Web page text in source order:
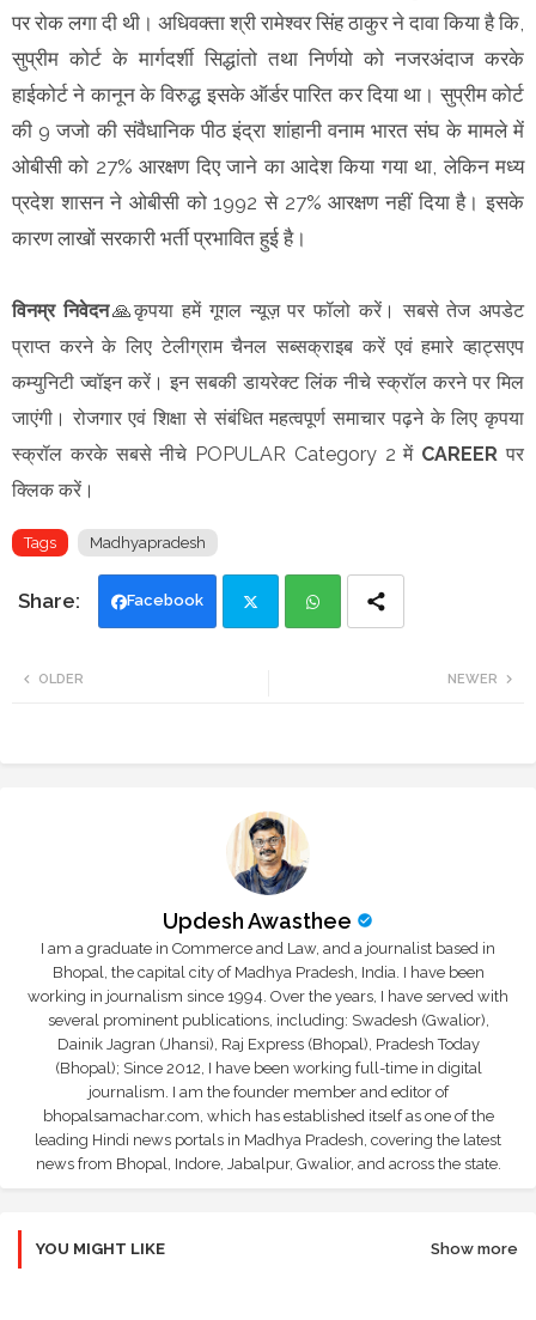
पर रोक लगा दी थी। अधिवक्ता श्री रामेश्वर सिंह ठाकुर ने दावा किया है कि,
सुप्रीम कोर्ट के मार्गदर्शी सिद्धांतो तथा निर्णयो को नजरअंदाज करके
हाईकोर्ट ने कानून के विरुद्ध इसके ऑर्डर पारित कर दिया था। सुप्रीम कोर्ट
की 9 जजो की संवैधानिक पीठ इंद्रा शांहानी वनाम भारत संघ के मामले में
ओबीसी को 27% आरक्षण दिए जाने का आदेश किया गया था, लेकिन मध्य
प्रदेश शासन ने ओबीसी को 1992 से 27% आरक्षण नहीं दिया है। इसके
कारण लाखों सरकारी भर्ती प्रभावित हुई है।
विनम्र निवेदन🙏कृपया हमें गूगल न्यूज़ पर फॉलो करें। सबसे तेज अपडेट
प्राप्त करने के लिए टेलीग्राम चैनल सब्सक्राइब करें एवं हमारे व्हाट्सएप
कम्युनिटी ज्वॉइन करें। इन सबकी डायरेक्ट लिंक नीचे स्क्रॉल करने पर मिल
जाएंगी। रोजगार एवं शिक्षा से संबंधित महत्वपूर्ण समाचार पढ़ने के लिए कृपया
स्क्रॉल करके सबसे नीचे POPULAR Category 2 में CAREERपर
क्लिक करें।
Tags Madhyapradesh
Facebook
NEWER
OLDER
Updesh Awasthee
I am a graduate in Commerce and Law, and a journalist based in
Bhopal, the capital city of Madhya Pradesh, India. I have been
working in journalism since 1994. Over the years, I have served with
several prominent publications, including: Swadesh (Gwalior),
Dainik Jagran (Jhansi), Raj Express (Bhopal), Pradesh Today
(Bhopal); Since 2012, I have been working full-time in digital
journalism. I am the founder member and editor of
bhopalsamachar.com, which has established itself as one of the
leading Hindi news portals in Madhya Pradesh, covering the latest
news from Bhopal, Indore, Jabalpur, Gwalior, and across the state.
YOU MIGHT LIKE Show more